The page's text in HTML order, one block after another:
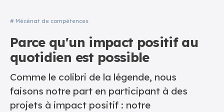
# Mécénat de compétences
Parce qu'un impact positif au
quotidien est possible
Comme le colibri de la légende, nous
faisons notre part en participant à des
projets à impact positif : notre